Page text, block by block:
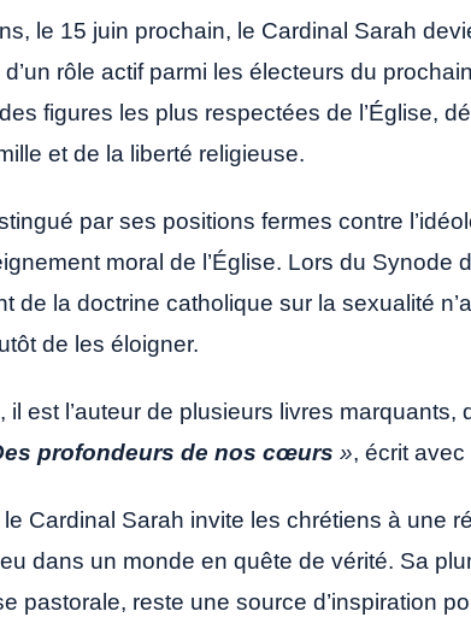
le 15 juin prochain, le Cardinal Sarah
rôle actif parmi les électeurs du
figures les plus respectées de l’Église,
et de la liberté religieuse.
par ses positions fermes contre
moral de l’Église. Lors du Synode
de la doctrine catholique sur la sexualité
de les éloigner.
est l’auteur de plusieurs livres marquants,
profondeurs de nos cœurs », écrit
Cardinal Sarah invite les chrétiens à une
dans un monde en quête de vérité. Sa
pastorale, reste une source d’inspiration